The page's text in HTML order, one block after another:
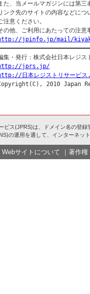
た、当メールマガジンには第
ンク先のサイトの内容などに
注意ください。
jpinfo.jp/mail/
jprs.jp/
日本レジストリサービ
ビス(JPRS)は、ドメイン名の登録
の運用を通して、インターネッ
Webサイトについて ｜ 著作権